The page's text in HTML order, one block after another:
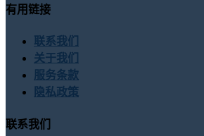
有用链接
联系我们
关于我们
服务条款
隐私政策
联系我们